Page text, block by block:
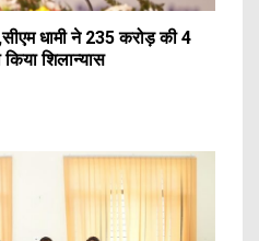
धामी ने 235 करोड़ की 4
शिलान्यास